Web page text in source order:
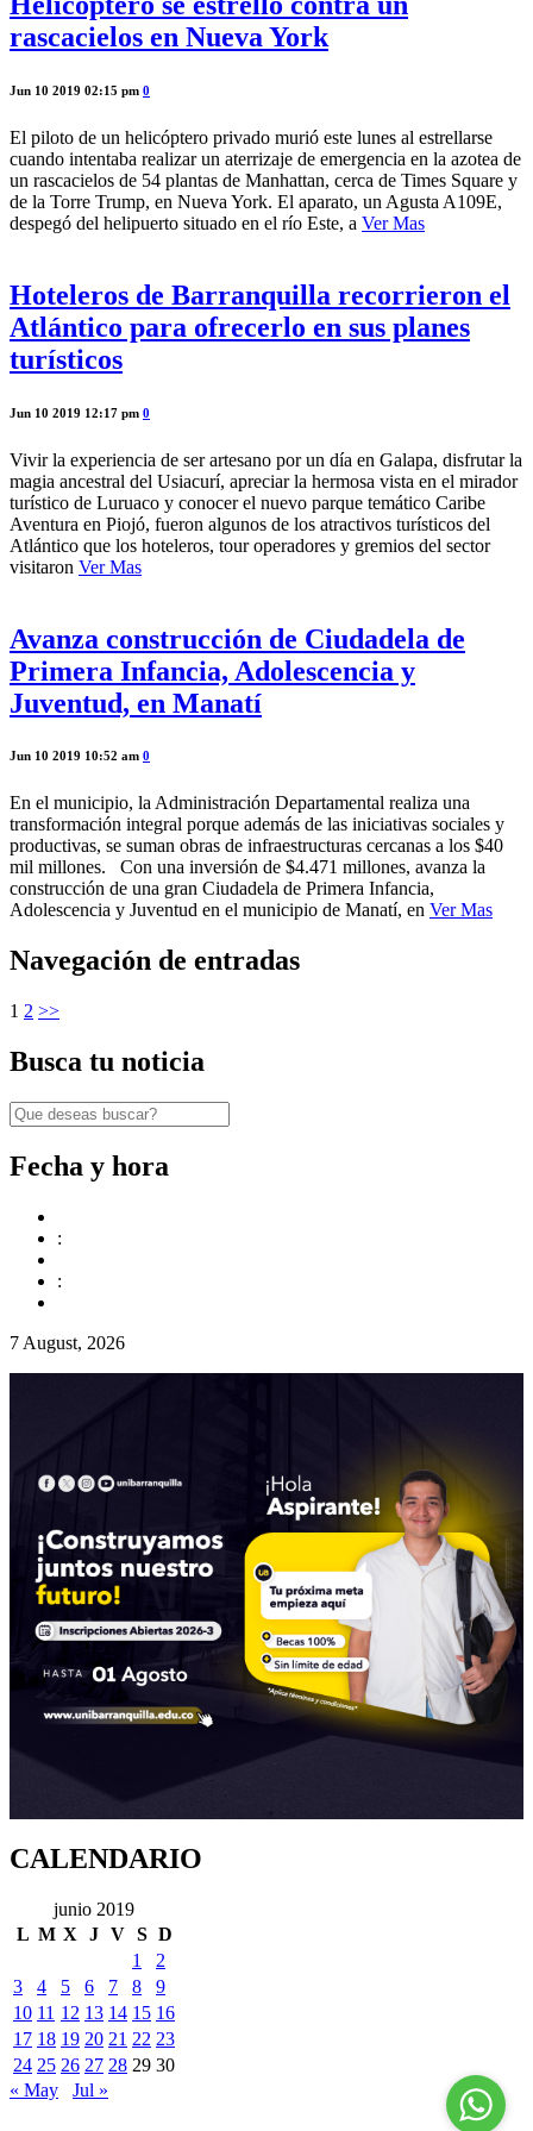
rascacielos en Nueva York
Jun 10 2019 02:15 pm 0
El piloto de un helicóptero privado murió este lunes al estrellarse
cuando intentaba realizar un aterrizaje de emergencia en la azotea de
un rascacielos de 54 plantas de Manhattan, cerca de Times Square y
de la Torre Trump, en Nueva York. El aparato, un Agusta A109E,
despegó del helipuerto situado en el río Este, a Ver Mas
Hoteleros de Barranquilla recorrieron el
Atlántico para ofrecerlo en sus planes
turísticos
Jun 10 2019 12:17 pm 0
Vivir la experiencia de ser artesano por un día en Galapa, disfrutar la
magia ancestral del Usiacurí, apreciar la hermosa vista en el mirador
turístico de Luruaco y conocer el nuevo parque temático Caribe
Aventura en Piojó, fueron algunos de los atractivos turísticos del
Atlántico que los hoteleros, tour operadores y gremios del sector
visitaron Ver Mas
Avanza construcción de Ciudadela de
Primera Infancia, Adolescencia y
Juventud, en Manatí
Jun 10 2019 10:52 am 0
En el municipio, la Administración Departamental realiza una
transformación integral porque además de las iniciativas sociales y
productivas, se suman obras de infraestructuras cercanas a los $40
mil millones. Con una inversión de $4.471 millones, avanza la
construcción de una gran Ciudadela de Primera Infancia,
Adolescencia y Juventud en el municipio de Manatí, en Ver Mas
Navegación de entradas
1 2 >>
Busca tu noticia
Fecha y hora
:
:
7 August, 2026
CALENDARIO
junio 2019
L M X J V S D
1
2
3
4 5 6 7 8
9
10 11 12 13 14 15 16
17 18 19 20 21 22 23
24 25 26 27 28 29 30
« May
Jul »